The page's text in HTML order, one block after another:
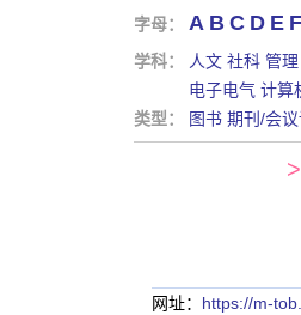
字母： A B C D E F
学科： 人文 社科 管理
电子电气 计算
类型：
图书 期刊/会
网址： https://m-